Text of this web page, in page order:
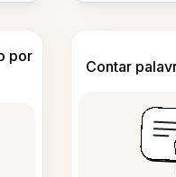
por
Contar